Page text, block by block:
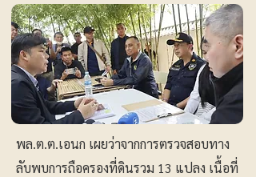
พล.ต.ต.เอนก เผยว่าจากการตรวจสอบทาง
ลับพบการถือครองที่ดินรวม 13 แปลง เนื้อที่